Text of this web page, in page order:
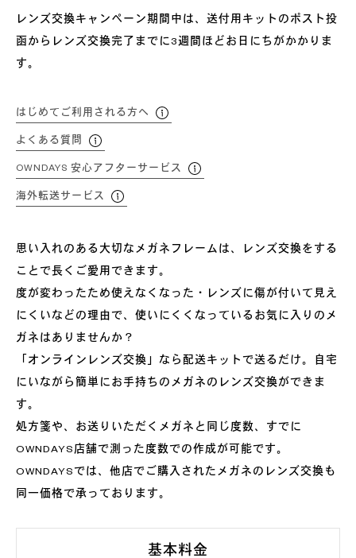
レンズ交換キャンペーン期間中は、送付用キットのポスト投
函からレンズ交換完了までに3週間ほどお日にちがかかりま
す。
はじめてご利用される方へ
よくある質問
OWNDAYS 安心アフターサービス
海外転送サービス
思い入れのある大切なメガネフレームは、レンズ交換をする
ことで長くご愛用できます。
度が変わったため使えなくなった・レンズに傷が付いて見え
にくいなどの理由で、使いにくくなっているお気に入りのメ
ガネはありませんか？
「オンラインレンズ交換」なら配送キットで送るだけ。自宅
にいながら簡単にお手持ちのメガネのレンズ交換ができま
す。
処方箋や、お送りいただくメガネと同じ度数、すでに
OWNDAYS店舗で測った度数での作成が可能です。
OWNDAYSでは、他店でご購入されたメガネのレンズ交換も
同一価格で承っております。
基本料金